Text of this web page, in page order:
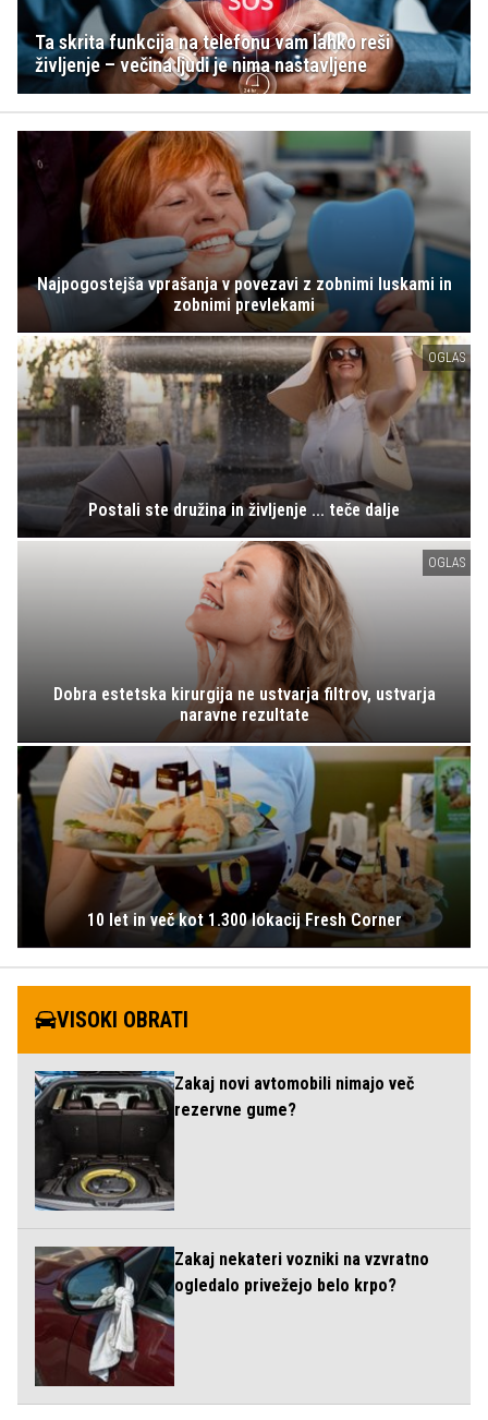
Ta skrita funkcija na telefonu vam lahko reši
življenje – večina ljudi je nima nastavljene
Najpogostejša vprašanja v povezavi z zobnimi luskami in
zobnimi prevlekami
OGLAS
Postali ste družina in življenje ... teče dalje
OGLAS
Dobra estetska kirurgija ne ustvarja filtrov, ustvarja
naravne rezultate
10 let in več kot 1.300 lokacij Fresh Corner
VISOKI OBRATI
Zakaj novi avtomobili nimajo več
rezervne gume?
Zakaj nekateri vozniki na vzvratno
ogledalo privežejo belo krpo?